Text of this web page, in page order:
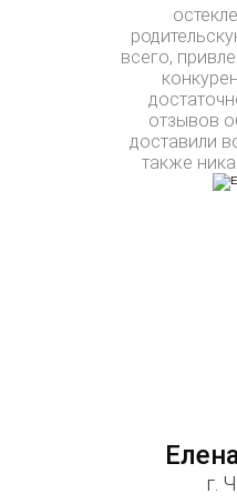
всего,
отзывов
доставили
также
г.